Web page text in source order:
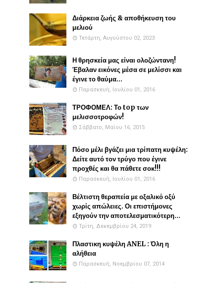
Διάρκεια ζωής & αποθήκευση του
μελιού
Τετάρτη, Αυγούστου 02, 2023
Η θρησκεία μας είναι ολοζώντανη!
Έβαλαν εικόνες μέσα σε μελίσσι και
έγινε το θαύμα...
Παρασκευή, Ιουλίου 01, 2016
ΤΡΟΦΟΜΕΛ: Το top των
μελισσοτροφών!
Σάββατο, Μαΐου 16, 2015
Πόσο μέλι βγάζει μια τρίπατη κυψέλη:
Δείτε αυτό τον τρύγο που έγινε
προχθές και θα πάθετε σοκ!!!
Παρασκευή, Ιουλίου 01, 2016
Βέλτιστη θεραπεία με οξαλικό οξύ
χωρίς απώλειες. Οι επιστήμονες
εξηγούν την αποτελεσματικότερη...
Τρίτη, Δεκεμβρίου 24, 2019
Πλαστικη κυψέλη ANEL : Όλη η
αλήθεια
Παρασκευή, Νοεμβρίου 07, 2014